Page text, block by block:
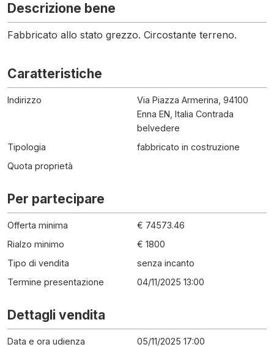
Descrizione bene
Fabbricato allo stato grezzo. Circostante terreno.
Caratteristiche
Indirizzo
Via Piazza Armerina, 94100
Enna EN, Italia Contrada
belvedere
Tipologia
fabbricato in costruzione
Quota proprietà
Per partecipare
Offerta minima
€ 74573.46
Rialzo minimo
€ 1800
Tipo di vendita
senza incanto
Termine presentazione
04/11/2025 13:00
Dettagli vendita
Data e ora udienza
05/11/2025 17:00